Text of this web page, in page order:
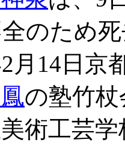
のため
月14日京
の塾竹
術工芸